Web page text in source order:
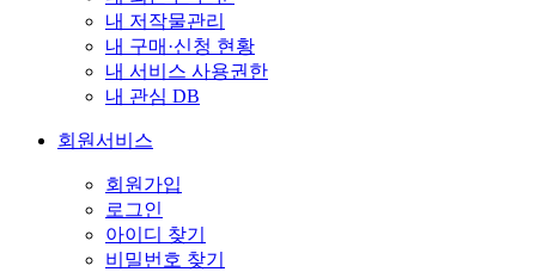
내 저작물관리
내 구매·신청 현황
내 서비스 사용권한
내 관심 DB
회원서비스
회원가입
로그인
아이디 찾기
비밀번호 찾기